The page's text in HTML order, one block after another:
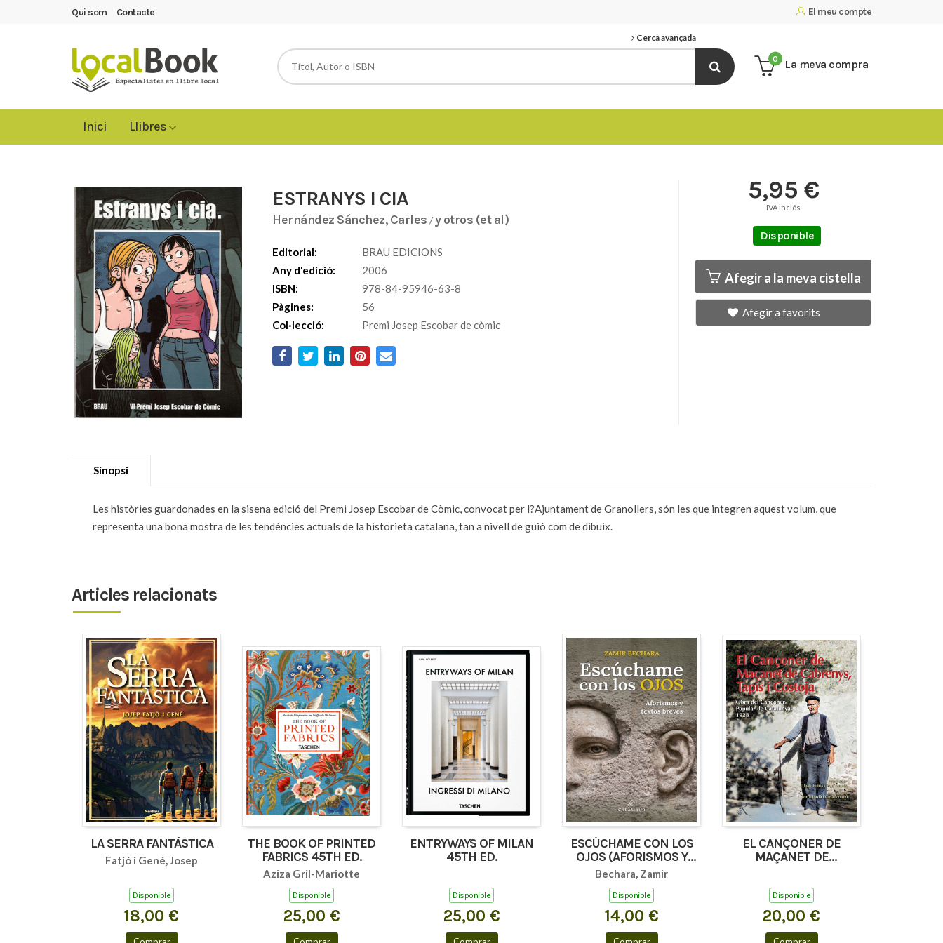
El meu compte
Qui som Contacte
Cerca avançada
La meva compra
0
Inici Llibres
ESTRANYS I CIA
Hernández Sánchez, Carles /y otros (et al)
Editorial:
BRAU EDICIONS
Any d'edició:
2006
ISBN:
978-84-95946-63-8
Pàgines:
56
Col·lecció:
Premi Josep Escobar de còmic
5,95 €
IVA inclós
Disponible
Afegir a la meva cistella
Afegir a favorits
Sinopsi
Les històries guardonades en la sisena edició del Premi Josep Escobar de Còmic, convocat per l?Ajuntament de Granollers, són les que integren aquest volum, que
representa una bona mostra de les tendències actuals de la historieta catalana, tan a nivell de guió com de dibuix.
Articles relacionats
LA SERRA FANTÀSTICA
Fatjó i Gené, Josep
Disponible
18,00 €
THE BOOK OF PRINTED
FABRICS 45TH ED.
Aziza Gril-Mariotte
Disponible
25,00 €
ENTRYWAYS OF MILAN
45TH ED.
Disponible
25,00 €
ESCÚCHAME CON LOS
OJOS (AFORISMOS Y
TEXTOS BREVES)
Bechara, Zamir
Disponible
14,00 €
EL CANÇONER DE
MAÇANET DE
Disponible
20,00 €